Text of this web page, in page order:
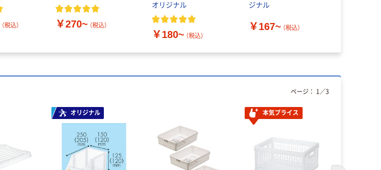
（税込） ￥270~ （税込）
オリジナル
￥180~ （税込）
ジナル
￥167~ （税込）
オリジナル 本気プライス
ページ： 1 ／3